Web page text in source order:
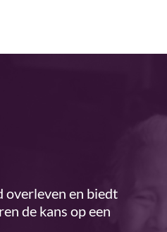
overleven en biedt
de kans op een